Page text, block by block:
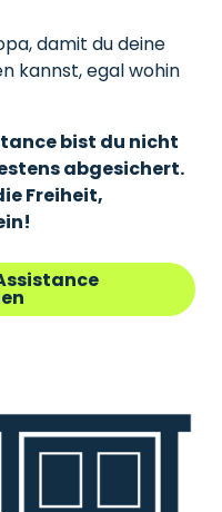
damit du deine
kannst, egal wohin
bist du nicht
abgesichert.
Freiheit,